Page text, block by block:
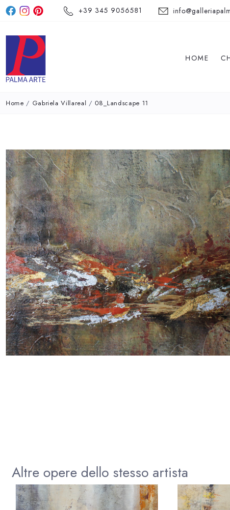
+39 345 9056581
HOME
Home / Gabriela Villareal / 08_Landscape 11
Altre opere dello stesso artista